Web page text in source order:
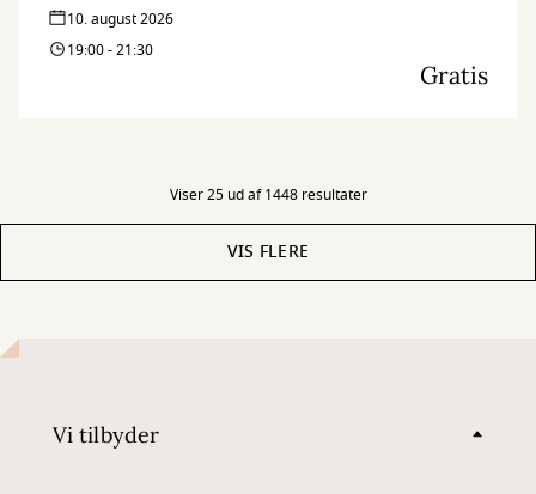
10. august 2026
19:00 - 21:30
Gratis
Viser 25 ud af 1448 resultater
VIS FLERE
Vi tilbyder